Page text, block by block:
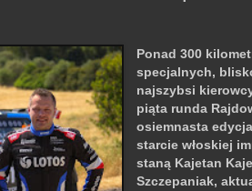
Ponad 300
specjalnych,
najszybsi
piąta runda
osiemnasta
starcie włoskiej
staną Kajetan
Szczepaniak,